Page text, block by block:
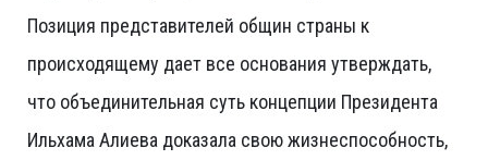
Позиция представителей общин страны к
происходящему дает все основания утверждать,
что объединительная суть концепции Президента
Ильхама Алиева доказала свою жизнеспособность,